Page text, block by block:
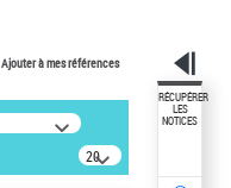
Ajouter à mes références
20
résultats/page
RÉCUPÉRER
LES
NOTICES